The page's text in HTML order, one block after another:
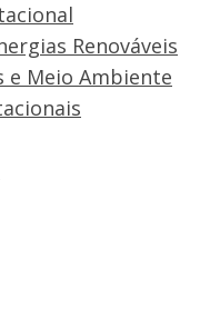
Renováveis
e Meio Ambiente